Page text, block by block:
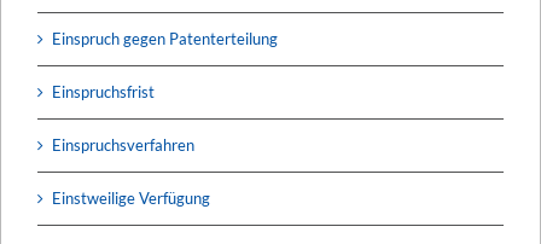
Einspruch gegen Patenterteilung
Einspruchsfrist
Einspruchsverfahren
Einstweilige Verfügung